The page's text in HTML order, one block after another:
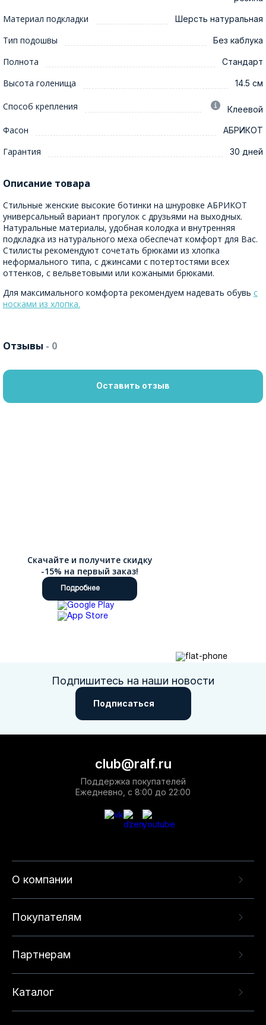
Материал подкладки Шерсть натуральная
Тип подошвы Без каблука
Полнота Стандарт
Высота голенища 14.5 см
Способ крепления Клеевой
Фасон АБРИКОТ
Гарантия 30 дней
Описание товара
Стильные женские высокие ботинки на шнуровке АБРИКОТ
универсальный вариант прогулок с друзьями на выходных.
Натуральные материалы, удобная колодка и внутренняя
подкладка из натурального меха обеспечат комфорт для Вас.
Стилисты рекомендуют сочетать брюками из хлопка
неформального типа, с джинсами с потертостями всех
оттенков, с вельветовыми или кожаными брюками.
Для максимального комфорта рекомендуем надевать обувь с
носками из хлопка.
Отзывы - 0
Оставить отзыв
Скачайте и получите скидку
-15% на первый заказ!
Подробнее
Подпишитесь на наши новости
Подписаться
О компании
Покупателям
Партнерам
Каталог
club@ralf.ru
Поддержка покупателей
Ежедневно, с 8:00 до 22:00